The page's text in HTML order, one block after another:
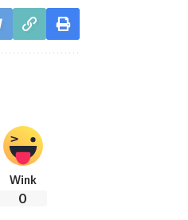
Wink
0